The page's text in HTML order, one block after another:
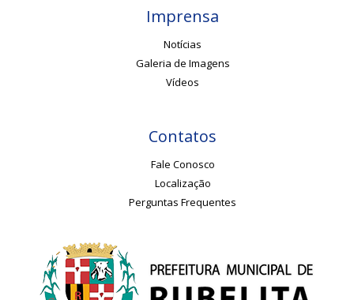
Imprensa
Notícias
Galeria de Imagens
Vídeos
Contatos
Fale Conosco
Localização
Perguntas Frequentes